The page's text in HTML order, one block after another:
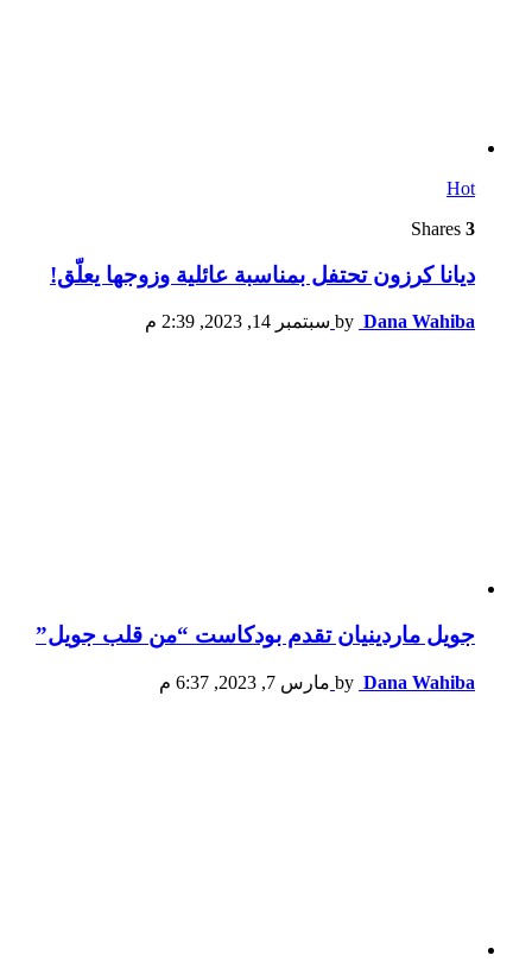
Hot
3
ديانا كرزون تحتفل بمناسبة عائلية وزوجها يعلّق!
by Dana Wahiba سبتمبر 14, 2023, 2:39 م
جويل ماردينيان تقدم بودكاست “من قلب جويل”
by Dana Wahiba مارس 7, 2023, 6:37 م